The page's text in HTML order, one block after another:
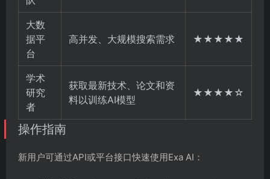
大数
据平
台
高并发、大规模搜索需求 ★★★★★
学术
研究
者
获取最新技术、论文和资
料以训练AI模型
★★★★☆
操作指南
新用户可通过API或平台接口快速使用Exa AI：